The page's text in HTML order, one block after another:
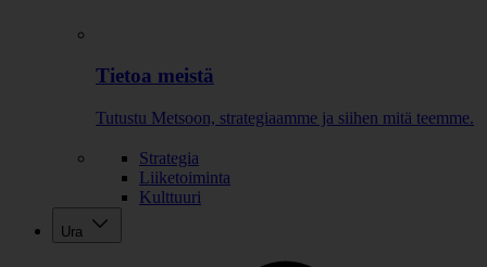
Tietoa meistä
Tutustu Metsoon, strategiaamme ja siihen mitä teemme.
Strategia
Liiketoiminta
Kulttuuri
Ura